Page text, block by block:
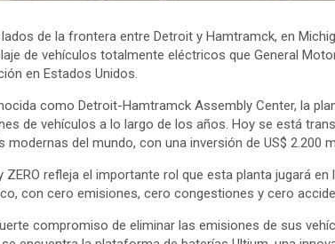
de la frontera entre Detroit y Hamtramck, en
de vehículos totalmente eléctricos que General
en Estados Unidos.
como Detroit-Hamtramck Assembly Center, la
de vehículos a lo largo de los años. Hoy se está
del mundo, con una inversión de US$ 2.200
ZERO refleja el importante rol que esta planta jugará
con cero emisiones, cero congestiones y cero
compromiso de eliminar las emisiones de sus